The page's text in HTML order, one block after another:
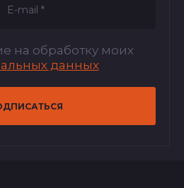
на обработку моих
данных